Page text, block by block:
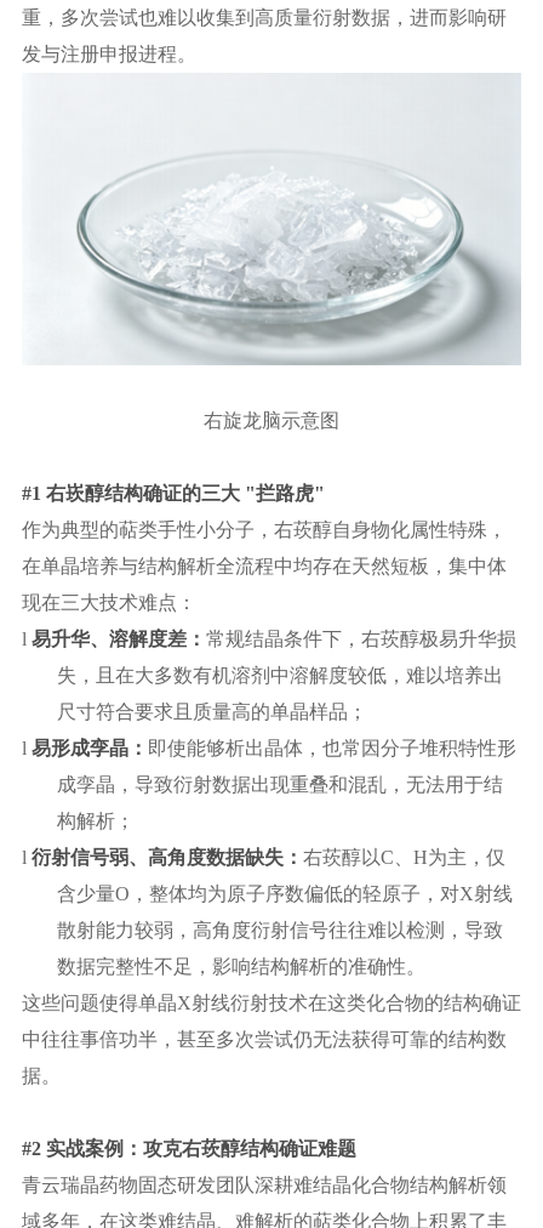
重，多次尝试也难以收集到高质量衍射数据，进而影响研
发与注册申报进程。
右旋龙脑示意图
#1 右崁醇结构确证的三大 "拦路虎"
作为典型的萜类手性小分子，右莰醇自身物化属性特殊，
在单晶培养与结构解析全流程中均存在天然短板，集中体
现在三大技术难点：
l 易升华、溶解度差： 常规结晶条件下，右莰醇极易升华损
失，且在大多数有机溶剂中溶解度较低，难以培养出
尺寸符合要求且质量高的单晶样品；
l 易形成孪晶： 即使能够析出晶体，也常因分子堆积特性形
成孪晶，导致衍射数据出现重叠和混乱，无法用于结
构解析；
l 衍射信号弱、高角度数据缺失： 右莰醇以C、H为主，仅
含少量O，整体均为原子序数偏低的轻原子 ，对X射线
散射能力较弱，高角度衍射信号往往难以检测，导致
数据完整性不足，影响结构解析的准确性。
这些问题使得单晶X射线衍射技术在这类化合物的结构确证
中往往事倍功半，甚至多次尝试仍无法获得可靠的结构数
据。
#2 实战案例：攻克右莰醇结构确证难题
青云瑞晶药物固态研发团队深耕难结晶化合物结构解析领
域多年，在这类难结晶、难解析的萜类化合物上积累了丰